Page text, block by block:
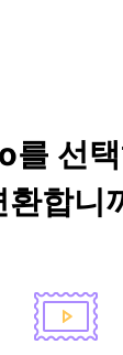
선
환합니